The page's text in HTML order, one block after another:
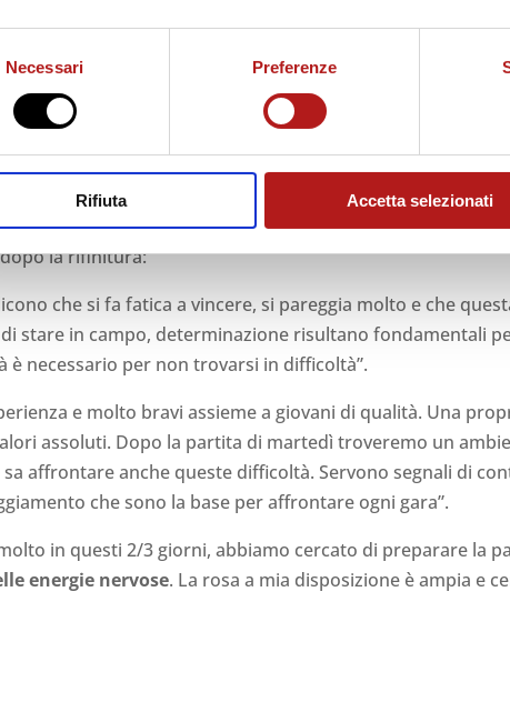
Necessari Preferenze
Rifiuta Accetta selezionati
la rifinitura:
che si fa fatica a vincere, si pareggia molto e che
stare in campo, determinazione risultano fondamentali
è necessario per non trovarsi in difficoltà”.
e molto bravi assieme a giovani di qualità. Una
assoluti. Dopo la partita di martedì troveremo un
affrontare anche queste difficoltà. Servono segnali di
che sono la base per affrontare ogni gara”.
in questi 2/3 giorni, abbiamo cercato di preparare la
energie nervose. La rosa a mia disposizione è ampia e